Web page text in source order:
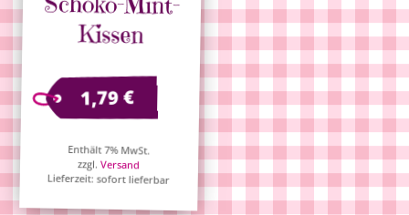
Kissen
1,79€
Enthält 7% MwSt.
zzgl.Versand
Lieferzeit: sofort lieferbar